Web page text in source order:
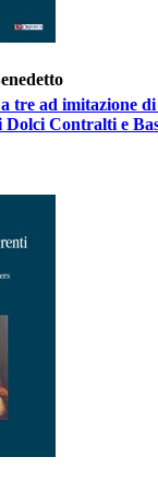
a tre ad imitazione
Contralti e